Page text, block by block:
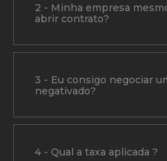
2 - Minha empresa
abrir contrato?
3 - Eu consigo negociar
negativado?
4 - Qual a taxa aplicada ?